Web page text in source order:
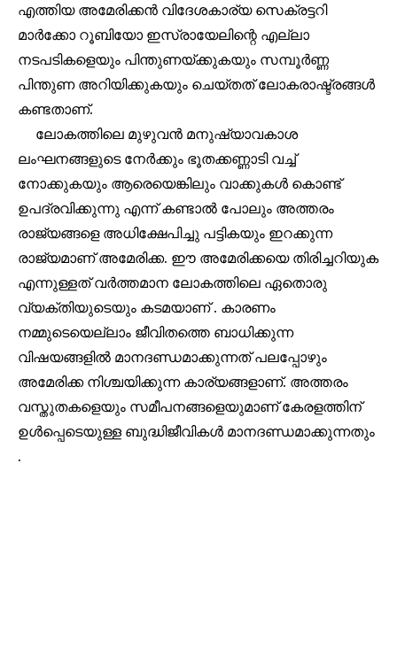
Join our community of
SUBSCRIBERS and be part of the
conversation.
To subscribe, simply enter your email address on our website
or click the subscribe button below. Don't worry, we respect
your privacy and won't spam your inbox. Your information is
safe with us.
Followers Followers
എത്തിയ അമേരിക്കൻ വിദേശകാര്യ സെക്രട്ടറി
മാർക്കോ റൂബിയോ ഇസ്രായേലിന്റെ എല്ലാ
നടപടികളെയും പിന്തുണയ്ക്കുകയും സമ്പൂർണ്ണ
പിന്തുണ അറിയിക്കുകയും ചെയ്തത് ലോകരാഷ്ട്രങ്ങൾ
കണ്ടതാണ്.
ലോകത്തിലെ മുഴുവൻ മനുഷ്യാവകാശ
ലംഘനങ്ങളുടെ നേർക്കും ഭൂതക്കണ്ണാടി വച്ച്
നോക്കുകയും ആരെയെങ്കിലും വാക്കുകൾ കൊണ്ട്
ഉപദ്രവിക്കുന്നു എന്ന് കണ്ടാൽ പോലും അത്തരം
രാജ്യങ്ങളെ അധിക്ഷേപിച്ചു പട്ടികയും ഇറക്കുന്ന
രാജ്യമാണ് അമേരിക്ക. ഈ അമേരിക്കയെ തിരിച്ചറിയുക
എന്നുള്ളത് വർത്തമാന ലോകത്തിലെ ഏതൊരു
വ്യക്തിയുടെയും കടമയാണ് . കാരണം
നമ്മുടെയെല്ലാം ജീവിതത്തെ ബാധിക്കുന്ന
വിഷയങ്ങളിൽ മാനദണ്ഡമാക്കുന്നത് പലപ്പോഴും
അമേരിക്ക നിശ്ചയിക്കുന്ന കാര്യങ്ങളാണ്. അത്തരം
വസ്തുതകളെയും സമീപനങ്ങളെയുമാണ് കേരളത്തിന്
ഉൾപ്പെടെയുള്ള ബുദ്ധിജീവികൾ മാനദണ്ഡമാക്കുന്നതും
.